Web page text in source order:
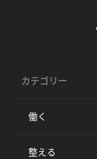
カテゴリー
働く
整える